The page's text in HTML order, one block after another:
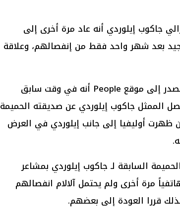
جاكوب إيلوردي أنه عاد مرة أخرى إلى
جيد بعد شهر واحد فقط من إنفصالهم، وعلاقة
وبحسب موقع Geo News أشار المصدر إلى موقع People أنه في وقت سابق
الماضي 2025 انفصل الممثل جاكوب إيلوردي عن صديقته الحميمة
ظهرت أوليفيا إلى جانب إيلوردي في العرض
السابقة لـ جاكوب إيلوردي بمشاعر
مرة أخرى ولم يحتمل آلالام انفصالهم
قررا العودة إلى بعضهم.